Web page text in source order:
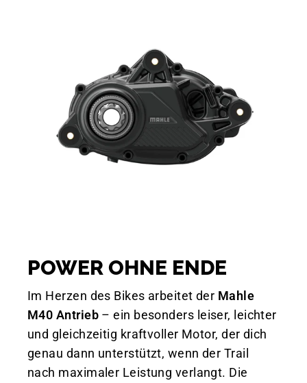
POWER OHNE ENDE
Im Herzen des Bikes arbeitet der Mahle
M40 Antrieb– ein besonders leiser, leichter
und gleichzeitig kraftvoller Motor, der dich
genau dann unterstützt, wenn der Trail
nach maximaler Leistung verlangt. Die